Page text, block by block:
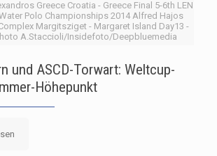
Greece Croatia - Greece Final 5-6th LEN
Polo Championships 2014 Alfred Hajos
Margitsziget - Margaret Island Day13 -
A.Staccioli/Insidefoto/Deepbluemedia
und ASCD-Torwart: Weltcup-
Höhepunkt